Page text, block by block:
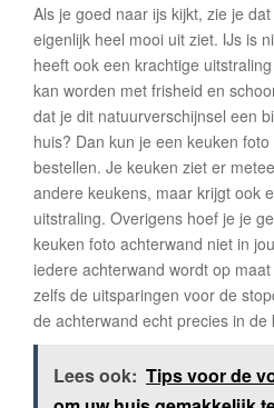
Als je goed naar ijs kijkt, zie je
eigenlijk heel mooi uit ziet. IJs is
heeft ook een krachtige
kan worden met frisheid en
dat je dit natuurverschijnsel een
huis? Dan kun je een keuken
bestellen. Je keuken ziet er
andere keukens, maar krijgt ook
uitstraling. Overigens hoef je je
keuken foto achterwand niet in
iedere achterwand wordt op
zelfs de uitsparingen voor de
de achterwand echt precies in de
Lees ook: Tips voor de